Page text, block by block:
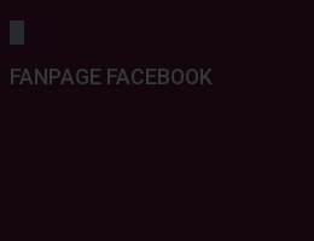
FANPAGE FACEBOOK